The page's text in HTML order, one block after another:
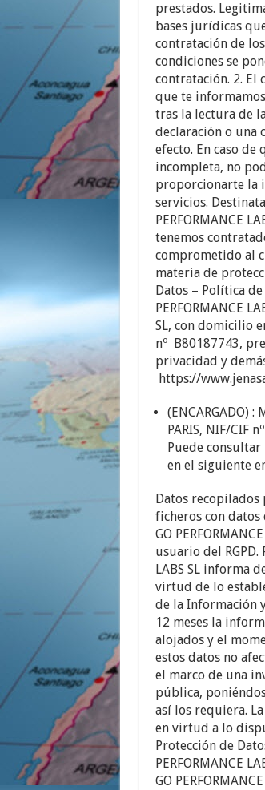
prestados.
bases jurídicas
contratación de los
condiciones se
contratación. 2. El
que te
tras la lectura de
declaración o una
efecto. En caso
incompleta, no
proporcionarte la
servicios.
PERFORMANCE
tenemos
comprometido al
materia de
Datos – Política
PERFORMANCE
SL, con domicilio
nº B80187743,
privacidad y
https://
(ENCARGADO)
PARIS, NIF/CIF
Puede
en el siguiente
Datos recopilados
ficheros con
GO
usuario del RGPD.
LABS SL informa
virtud de lo
de la Información
12 meses la
alojados y el
estos datos no
el marco de una
pública,
así los requiera.
en virtud a lo
Protección de
PERFORMANCE
GO